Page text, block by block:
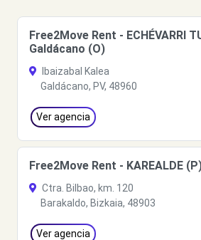
Free2Move Rent - ECHÉVARRI
Galdácano (O)
Ibaizabal Kalea
Galdácano, PV, 48960
Ver agencia
Free2Move Rent - KAREALDE
Ctra. Bilbao, km. 120
Barakaldo, Bizkaia, 48903
Ver agencia